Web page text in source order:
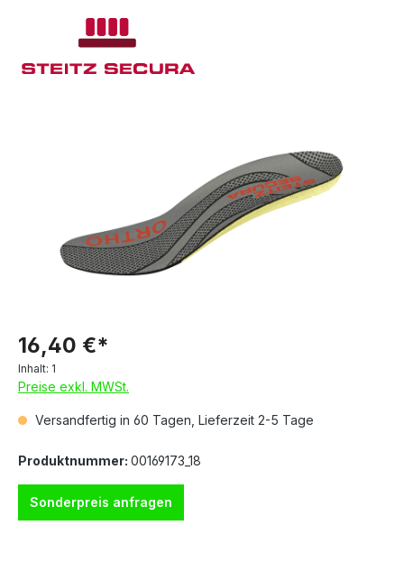
16,40 €*
Inhalt: 1
Preise exkl. MWSt.
Versandfertig in 60 Tagen, Lieferzeit 2-5 Tage
Produktnummer: 00169173_18
Sonderpreis anfragen